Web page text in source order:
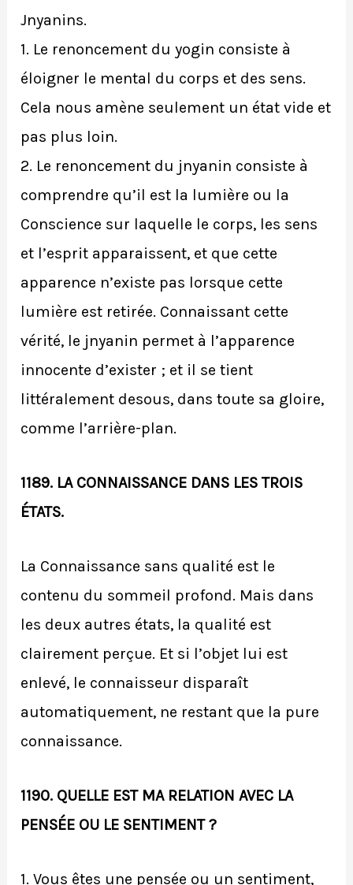
Jnyanins.
1. Le renoncement du yogin consiste à
éloigner le mental du corps et des sens.
Cela nous amène seulement un état vide et
pas plus loin.
2. Le renoncement du jnyanin consiste à
comprendre qu’il est la lumière ou la
Conscience sur laquelle le corps, les sens
et l’esprit apparaissent, et que cette
apparence n’existe pas lorsque cette
lumière est retirée. Connaissant cette
vérité, le jnyanin permet à l’apparence
innocente d’exister ; et il se tient
littéralement desous, dans toute sa gloire,
comme l’arrière-plan.
1189. LA CONNAISSANCE DANS LES TROIS
ÉTATS.
La Connaissance sans qualité est le
contenu du sommeil profond. Mais dans
les deux autres états, la qualité est
clairement perçue. Et si l’objet lui est
enlevé, le connaisseur disparaît
automatiquement, ne restant que la pure
connaissance.
1190. QUELLE EST MA RELATION AVEC LA
PENSÉE OU LE SENTIMENT ?
1. Vous êtes une pensée ou un sentiment,